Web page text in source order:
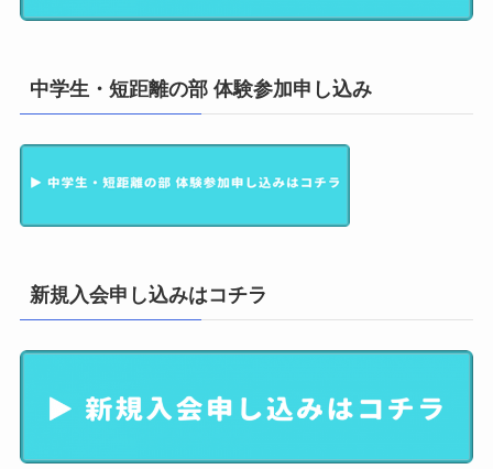
中学生・短距離の部 体験参加申し込み
新規入会申し込みはコチラ